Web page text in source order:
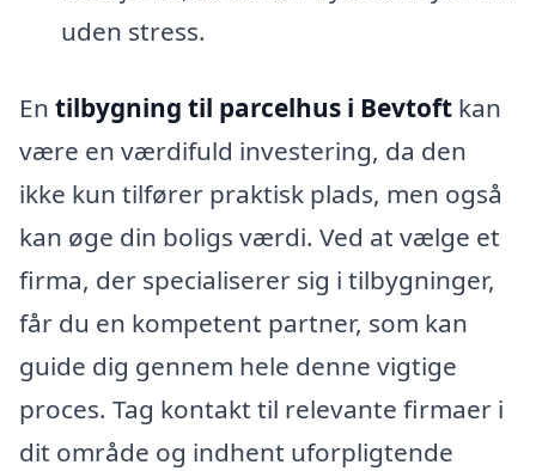
uden stress.
En tilbygning til parcelhus i Bevtoft kan
være en værdifuld investering, da den
ikke kun tilfører praktisk plads, men også
kan øge din boligs værdi. Ved at vælge et
firma, der specialiserer sig i tilbygninger,
får du en kompetent partner, som kan
guide dig gennem hele denne vigtige
proces. Tag kontakt til relevante firmaer i
dit område og indhent uforpligtende